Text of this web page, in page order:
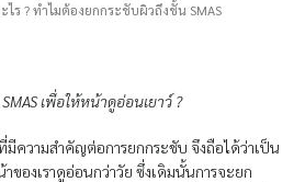
ไร ? ทำไมต้องยกกระชับผิวถึงชั้น SMAS
เพื่อให้หน้าดูอ่อนเยาว์ ?
ความสำคัญต่อการยกกระชับ จึงถือได้ว่าเป็น
องเราดูอ่อนกว่าวัย ซึ่งเดิมนั้นการจะยก